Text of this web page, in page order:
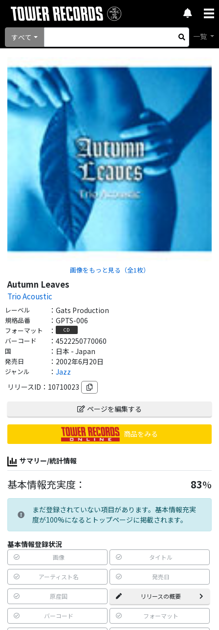
すべて 一覧
画像をもっと見る（全1 枚）
Autumn Leaves
Trio Acoustic
レーベル ： Gats Production
規格品番 ： GPTS-006
フォーマット ： CD
バーコード ： 4522250770060
国 ： 日本 - Japan
発売日 ： 2002年6月20日
ジャンル ： Jazz
リリースID： 10710023
ページを編集する
商品をみる
サマリー/統計情報
基本情報充実度： 83%
まだ登録されていない項目があります。基本情報充実
度が100%になるとトップページに掲載されます。
基本情報登録状況
画像 タイトル
アーティスト名 発売日
原産国 リリースの概要
バーコード フォーマット